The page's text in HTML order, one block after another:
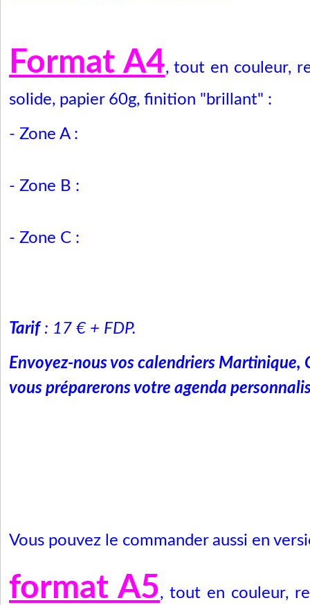
Format A4, tout en couleur,
solide, papier 60g, finition "brillant" :
- Zone A :
- Zone B :
- Zone C :
Tarif: 17 € + FDP.
Envoyez-nous vos calendriers Martinique,
vous préparerons votre agenda
Vous pouvez le commander aussi en
format A5, tout en couleur,